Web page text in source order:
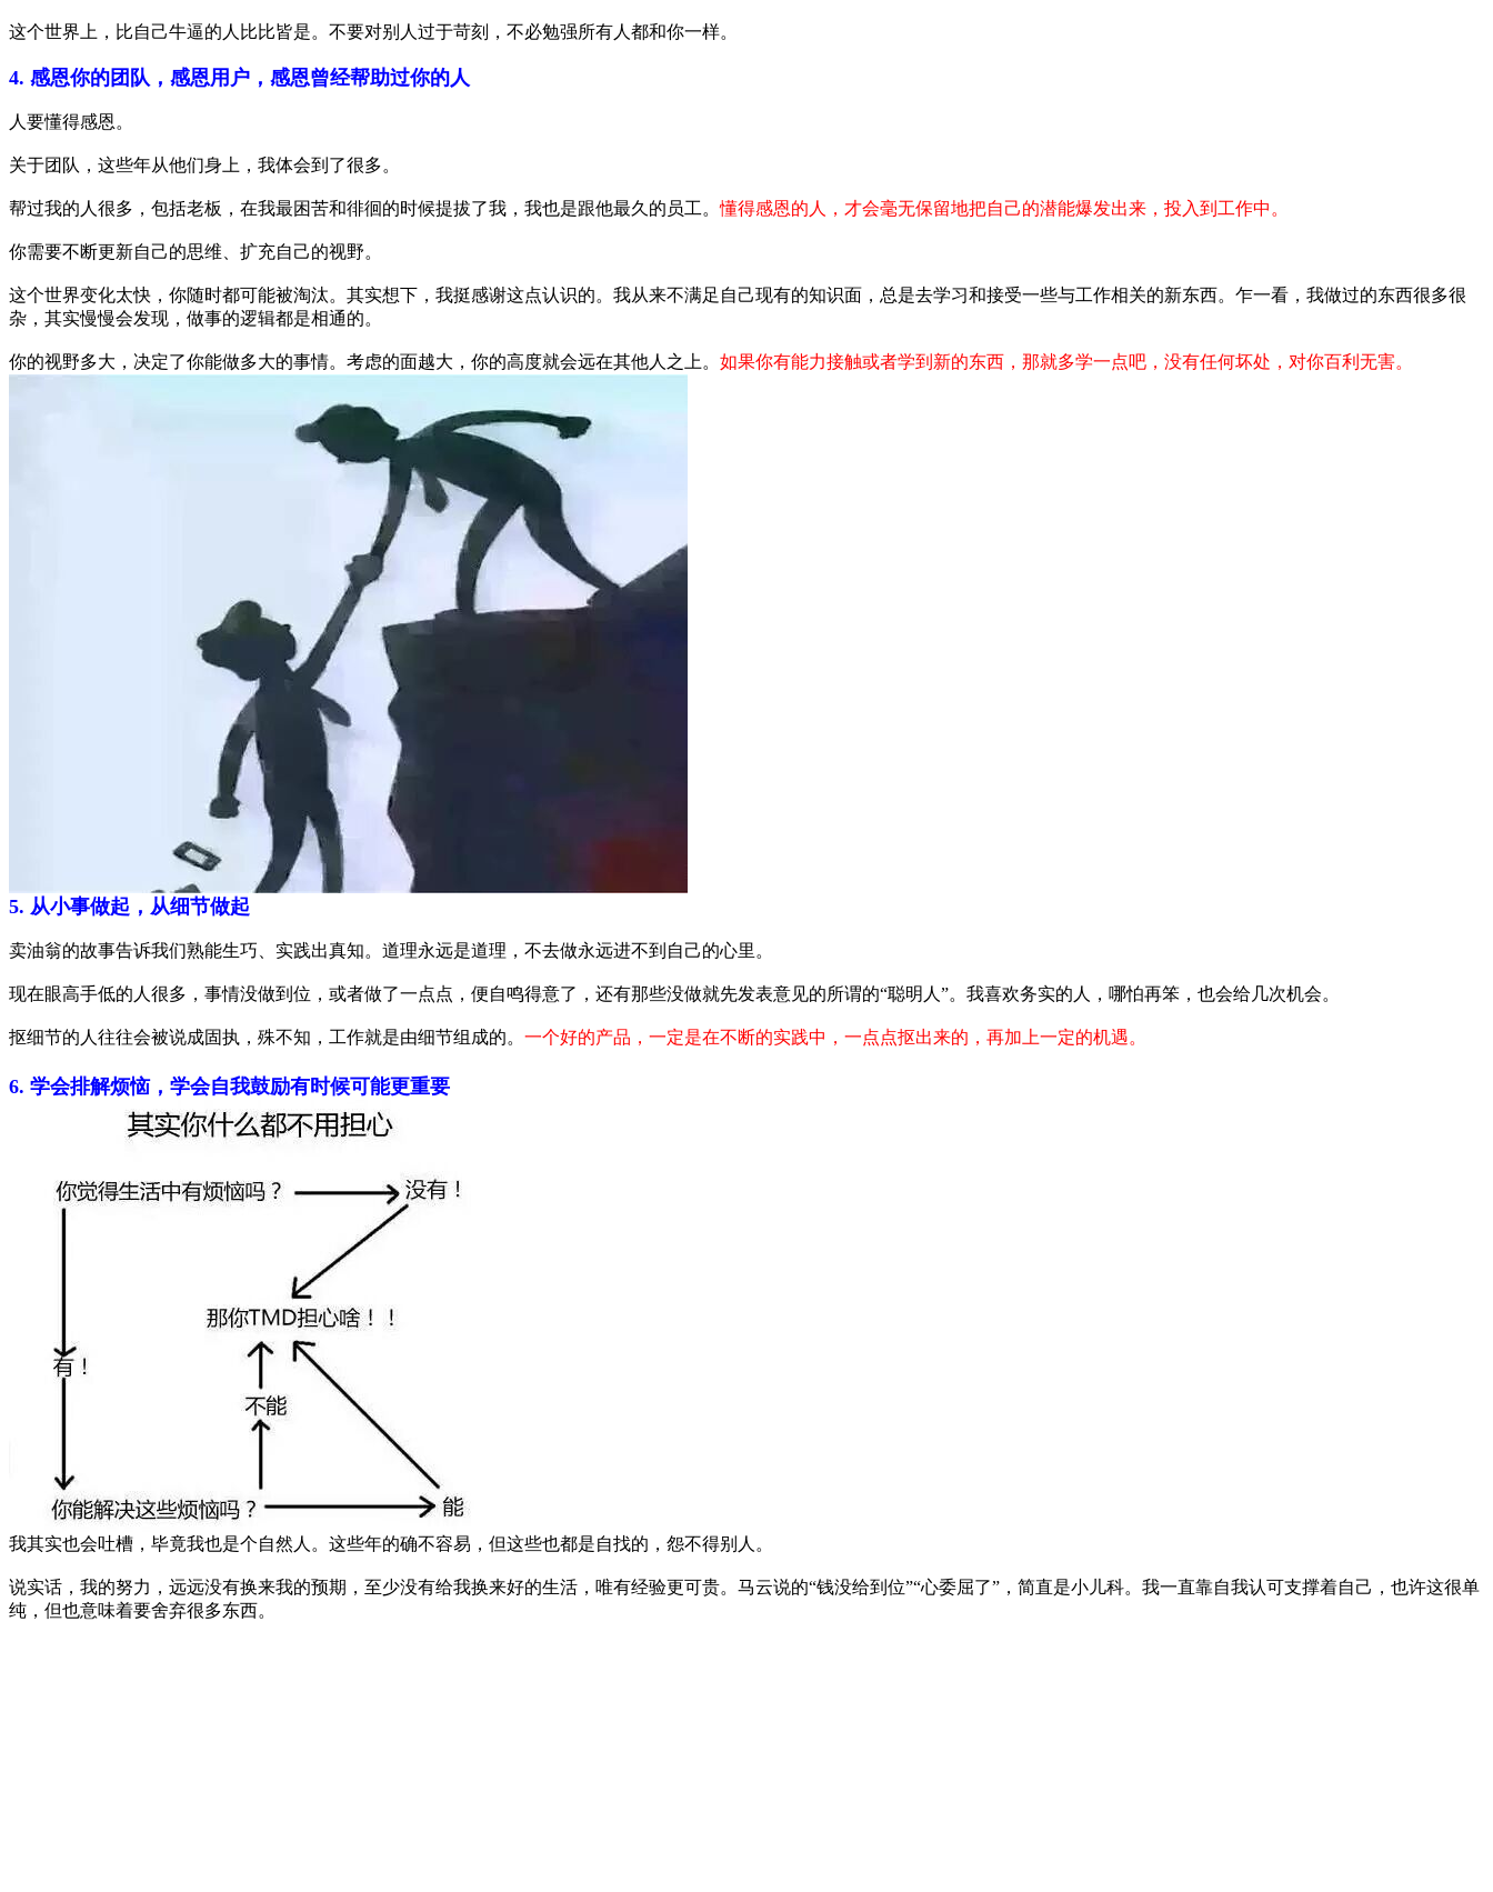
这个世界上，比自己牛逼的人比比皆是。不要对别人过于苛刻，不必勉强所有人都和你一样。
4. 感恩你的团队，感恩用户，感恩曾经帮助过你的人
人要懂得感恩。
关于团队，这些年从他们身上，我体会到了很多。
帮过我的人很多，包括老板，在我最困苦和徘徊的时候提拔了我，我也是跟他最久的员工。懂得感恩的人，才会毫无保留地把自己的潜能爆发出来，投入到工作中。
你需要不断更新自己的思维、扩充自己的视野。
这个世界变化太快，你随时都可能被淘汰。其实想下，我挺感谢这点认识的。我从来不满足自己现有的知识面，总是去学习和接受一些与工作相关的新东西。乍一看，我做过的东西很多很
杂，其实慢慢会发现，做事的逻辑都是相通的。
你的视野多大，决定了你能做多大的事情。考虑的面越大，你的高度就会远在其他人之上。 如果你有能力接触或者学到新的东西，那就多学一点吧，没有任何坏处，对你百利无害。
5. 从小事做起，从细节做起
卖油翁的故事告诉我们熟能生巧、实践出真知。道理永远是道理，不去做永远进不到自己的心里。
现在眼高手低的人很多，事情没做到位，或者做了一点点，便自鸣得意了，还有那些没做就先发表意见的所谓的“聪明人”。我喜欢务实的人，哪怕再笨，也会给几次机会。
抠细节的人往往会被说成固执，殊不知，工作就是由细节组成的。 一个好的产品，一定是在不断的实践中，一点点抠出来的，再加上一定的机遇。
6. 学会排解烦恼，学会自我鼓励有时候可能更重要
我其实也会吐槽，毕竟我也是个自然人。这些年的确不容易，但这些也都是自找的，怨不得别人。
说实话，我的努力，远远没有换来我的预期，至少没有给我换来好的生活，唯有经验更可贵。马云说的“钱没给到位”“心委屈了”，简直是小儿科。我一直靠自我认可支撑着自己，也许这很单
纯，但也意味着要舍弃很多东西。